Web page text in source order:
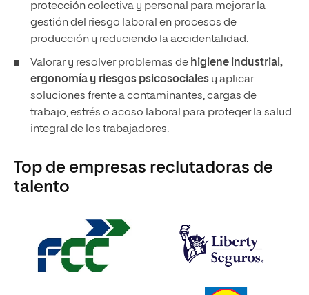
protección colectiva y personal para mejorar la
gestión del riesgo laboral en procesos de
producción y reduciendo la accidentalidad.
Valorar y resolver problemas de higiene industrial,
ergonomía y riesgos psicosociales y aplicar
soluciones frente a contaminantes, cargas de
trabajo, estrés o acoso laboral para proteger la salud
integral de los trabajadores.
Top de empresas reclutadoras de
talento